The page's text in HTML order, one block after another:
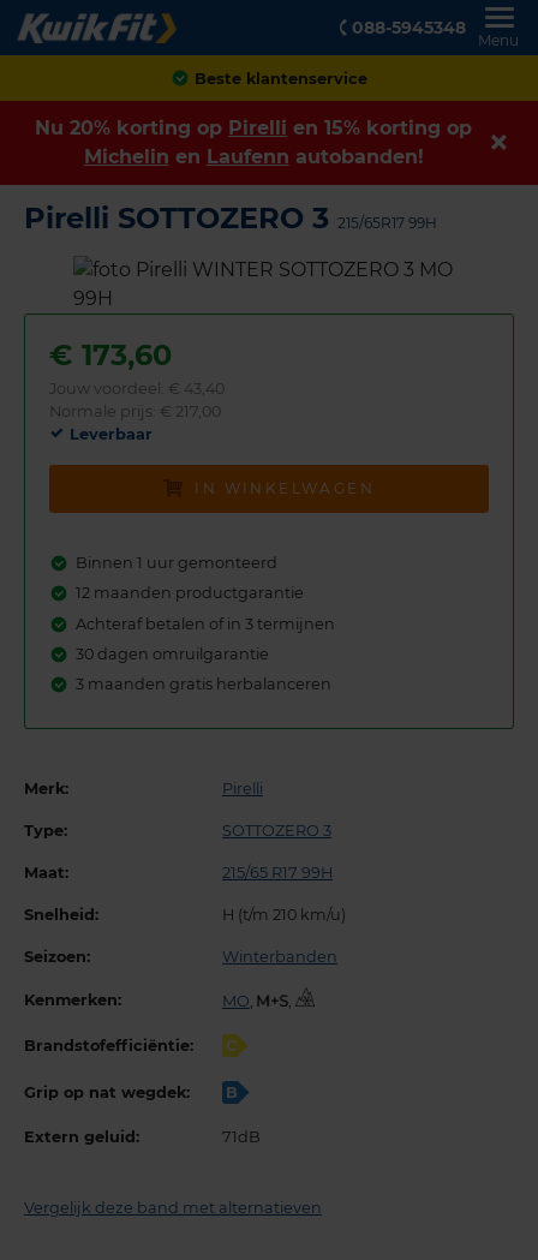
088-5945348
Menu
Achteraf betalen
Nu 20% korting op Pirelli en 15% korting op
Michelin en Laufenn autobanden!
Pirelli SOTTOZERO 3 215/65R17 99H
€ 173,60
Jouw voordeel: € 43,40
Normale prijs: € 217,00
Leverbaar
IN WINKELWAGEN
Binnen 1 uur gemonteerd
12 maanden productgarantie
Achteraf betalen of in 3 termijnen
30 dagen omruilgarantie
3 maanden gratis herbalanceren
Merk: Pirelli
Type: SOTTOZERO 3
Maat: 215/65 R17 99H
Snelheid: H (t/m 210 km/u)
Seizoen: Winterbanden
Kenmerken: MO ,
Brandstofefficiëntie: C
Grip op nat wegdek: B
Extern geluid: 71dB
Vergelijk deze band met alternatieven